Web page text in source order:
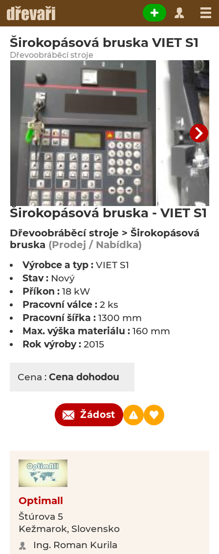
Širokopásová bruska VIET S1
Dřevoobráběcí stroje
Širokopásová bruska - VIET S1
Dřevoobráběcí stroje > Širokopásová
bruska (Prodej / Nabídka)
Výrobce a typ : VIET S1
Stav : Nový
Příkon : 18 kW
Pracovní válce : 2 ks
Pracovní šířka : 1300 mm
Max. výška materiálu : 160 mm
Rok výroby : 2015
Cena : Cena dohodou
Žádost
Optimall
Štúrova 5
Kežmarok, Slovensko
Ing. Roman Kurila